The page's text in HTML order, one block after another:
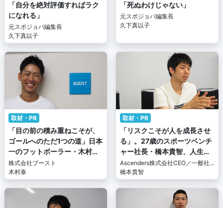
「自分を絶対評価すればラク
になれる」
元スポジョバ編集長
久下真以子
「死ぬわけじゃない」
元スポジョバ編集長
久下真以子
取材・PR
「目の前の積み重ねこそが、
ゴールへのただ1つの道」日本
一のフットボーラー・木村泰
のパラレルキャリア
株式会社ブースト
木村泰
取材・PR
「リスクこそが人を成長させ
る」。27歳のスポーツベンチ
ャー社長・橋本貴智、人生の
信念（後編）
Ascenders株式会社CEO／一般社
団法人JapanSportsHub 代表理事
橋本貴智